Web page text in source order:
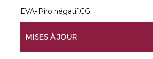
EVA-,Piro négatif,CG
MISES À JOUR